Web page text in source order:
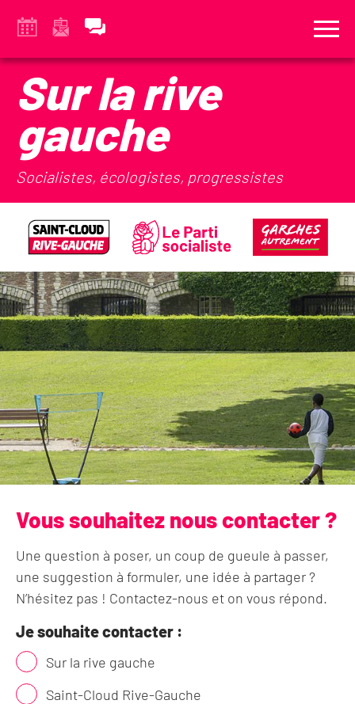
Sur la rive
gauche
Socialistes, écologistes, progressistes
Vous souhaitez nous contacter ?
Une question à poser, un coup de gueule à passer,
une suggestion à formuler, une idée à partager ?
N’hésitez pas ! Contactez-nous et on vous répond.
Contact
Je souhaite contacter :
Sur la rive gauche
Saint-Cloud Rive-Gauche